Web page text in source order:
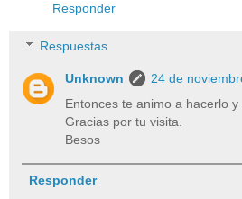
Responder
Respuestas
Unknown
24 de
Entonces te animo a hacerlo
Gracias por tu visita.
Besos
Responder